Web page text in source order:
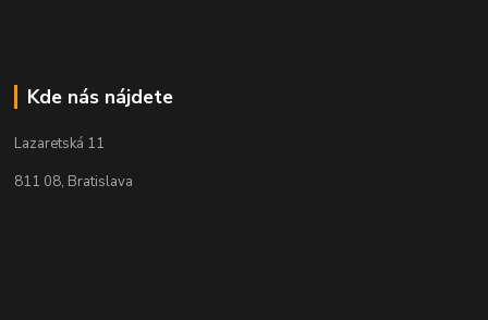
Kde nás nájdete
Lazaretská 11
811 08, Bratislava